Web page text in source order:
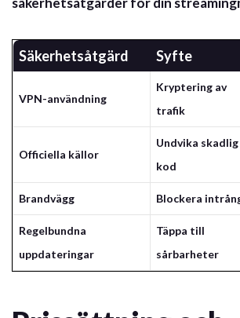
Säkerhetsåtgärd Syfte
VPN-användning
Kryptering av
trafik
Officiella källor
Undvika skadlig
kod
Brandvägg Blockera
Regelbundna
uppdateringar
Täppa till
sårbarheter